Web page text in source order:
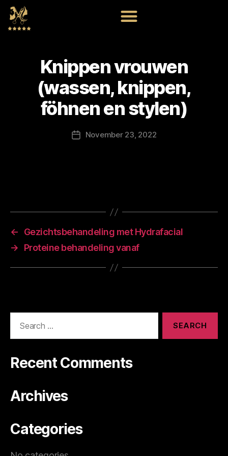
Knippen vrouwen
(wassen, knippen,
föhnen en stylen)
November 23, 2022
←
Gezichtsbehandeling met Hydrafacial
→
Proteine behandeling vanaf
Recent Comments
Archives
Categories